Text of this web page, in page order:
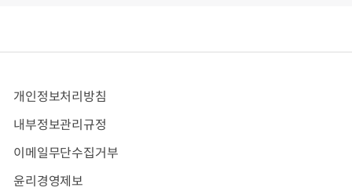
개인정보처리방침
내부정보관리규정
이메일무단수집거부
윤리경영제보